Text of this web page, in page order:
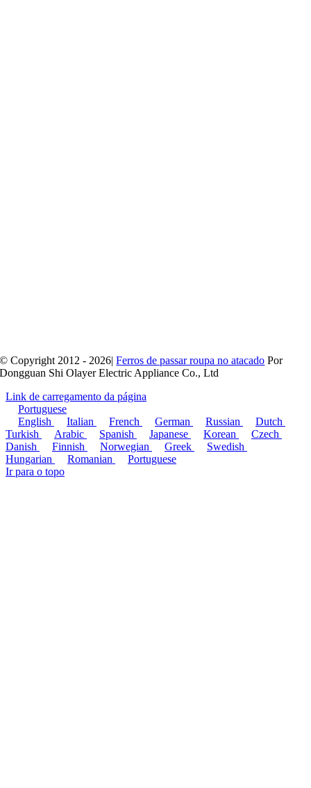
© Copyright 2012 - 2026|Ferros de passar roupa no atacado Por
Dongguan Shi Olayer Electric Appliance Co., Ltd
Link de carregamento da página
Portuguese
English
Italian French German Russian
Dutch
Turkish
Arabic Spanish Japanese Korean
Czech
Danish
Finnish Norwegian Greek
Swedish
Hungarian
Romanian
Portuguese
Ir para o topo